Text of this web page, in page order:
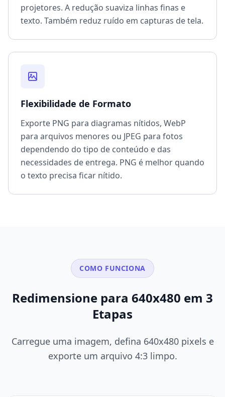
projetores. A redução suaviza linhas finas e
texto. Também reduz ruído em capturas de tela.
Flexibilidade de Formato
Exporte PNG para diagramas nítidos, WebP
para arquivos menores ou JPEG para fotos
dependendo do tipo de conteúdo e das
necessidades de entrega. PNG é melhor quando
o texto precisa ficar nítido.
COMO FUNCIONA
Redimensione para 640x480 em 3
Etapas
Carregue uma imagem, defina 640x480 pixels e
exporte um arquivo 4:3 limpo.